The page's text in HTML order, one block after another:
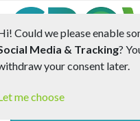
GELOOF IN ONDERWIJS
Could we please enable
Media & Tracking?
your consent later.
me choose